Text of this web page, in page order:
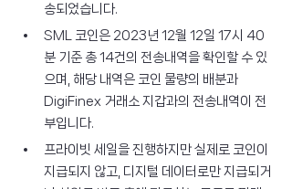
송되었습니다.
SML 코인은 2023년 12월 12일 17시 40
분 기준 총 14건의 전송내역을 확인할 수 있
으며, 해당 내역은 코인 물량의 배분과
DigiFinex 거래소 지갑과의 전송내역이 전
부입니다.
프라이빗 세일을 진행하지만 실제로 코인이
지급되지 않고, 디지털 데이터로만 지급되거